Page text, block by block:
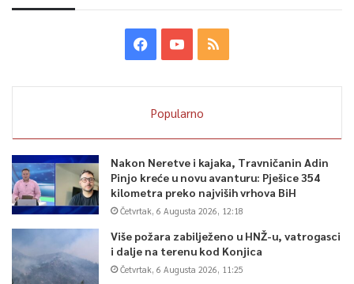
Popularno
Nakon Neretve i kajaka, Travničanin Adin
Pinjo kreće u novu avanturu: Pješice 354
kilometra preko najviših vrhova BiH
Četvrtak, 6 Augusta 2026, 12:18
Više požara zabilježeno u HNŽ-u, vatrogasci
i dalje na terenu kod Konjica
Četvrtak, 6 Augusta 2026, 11:25